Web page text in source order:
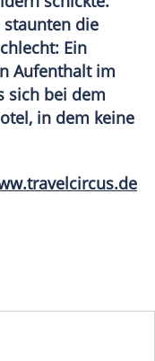
die
Ein
Aufenthalt im
sich bei dem
in dem keine